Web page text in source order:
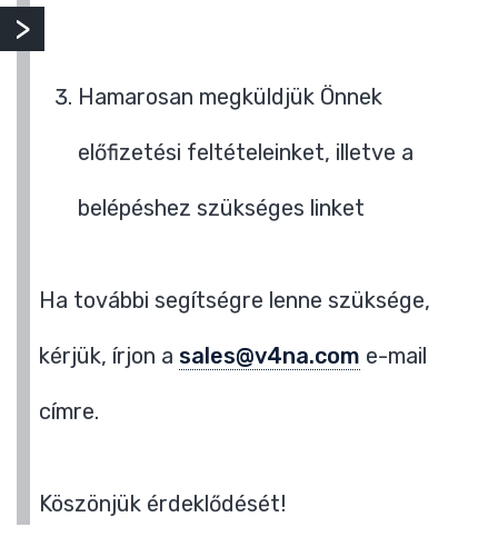
Hamarosan megküldjük Önnek
előfizetési feltételeinket, illetve a
belépéshez szükséges linket
Ha további segítségre lenne szüksége,
kérjük, írjon a sales@v4na.com e-mail
címre.
Köszönjük érdeklődését!